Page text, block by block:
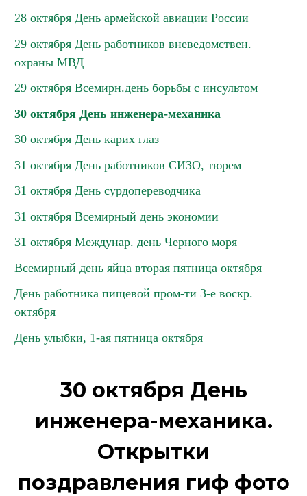
28 октября День армейской авиации России
29 октября День работников вневедомствен.
охраны МВД
29 октября Всемирн.день борьбы с инсультом
30 октября День инженера-механика
30 октября День карих глаз
31 октября День работников СИЗО, тюрем
31 октября День сурдопереводчика
31 октября Всемирный день экономии
31 октября Междунар. день Черного моря
Всемирный день яйца вторая пятница октября
День работника пищевой пром-ти 3-е воскр.
октября
День улыбки, 1-ая пятница октября
30 октября День
инженера-механика.
Открытки
поздравления гиф фото